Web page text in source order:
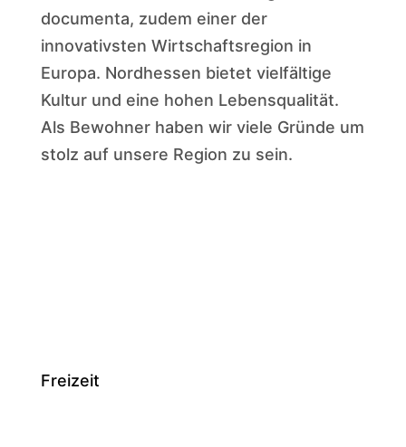
documenta, zudem einer der
innovativsten Wirtschaftsregion in
Europa. Nordhessen bietet vielfältige
Kultur und eine hohen Lebensqualität.
Als Bewohner haben wir viele Gründe um
stolz auf unsere Region zu sein.
Freizeit